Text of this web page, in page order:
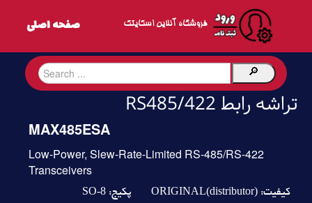
فروشگاه آنلاین اسکایتک
تراشه رابط RS485/422
MAX485ESA
Low-Power, Slew-Rate-Limited RS-485/RS-422
Transceivers
کیفیت: ORIGINAL(distributor) پکیج: SO-8